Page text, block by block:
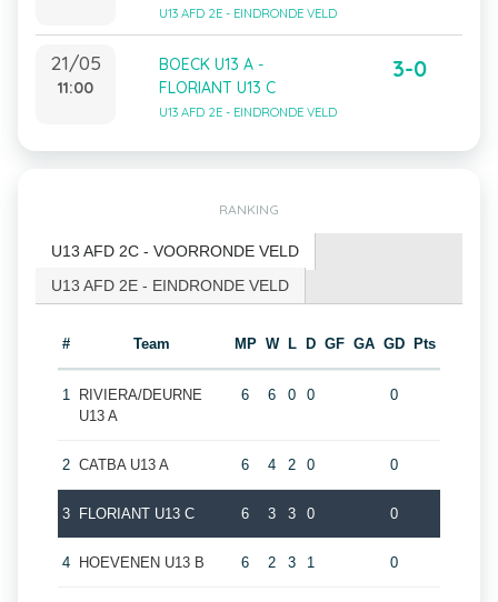
U13 AFD 2E - EINDRONDE VELD
21/05
11:00
BOECK U13 A -
FLORIANT U13 C
U13 AFD 2E - EINDRONDE VELD
3-0
RANKING
U13 AFD 2C - VOORRONDE VELD
U13 AFD 2E - EINDRONDE VELD
# Team MP W L D GF GA GD Pts
1
RIVIERA/DEURNE
U13 A
6 6 0 0 0
2 CATBA U13 A 6 4 2 0 0
3 FLORIANT U13 C 6 3 3 0 0
4 HOEVENEN U13 B 6 2 3 1 0